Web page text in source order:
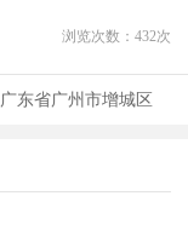
浏览次数： 432次
广东省广州市增城区